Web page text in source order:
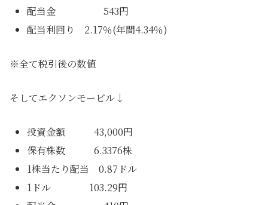
配当金 543円
配当利回り 2.17％(年間4.34％)
※全て税引後の数値
そしてエクソンモービル↓
投資金額 43,000円
保有株数 6.3376株
1株当たり配当 0.87ドル
1ドル 103.29円